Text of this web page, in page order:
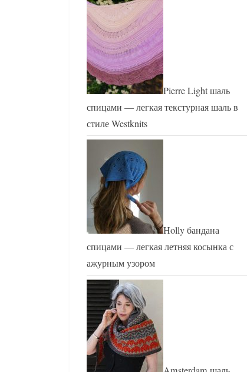
Pierre Light шаль
спицами — легкая текстурная шаль в
стиле Westknits
Holly бандана
спицами — легкая летняя косынка с
ажурным узором